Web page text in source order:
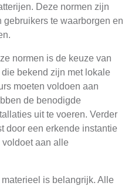
Deze normen zijn
te waarborgen en
normen is de keuze van
bekend zijn met lokale
moeten voldoen aan
de benodigde
uit te voeren. Verder
door een erkende instantie
voldoet aan alle
is belangrijk. Alle